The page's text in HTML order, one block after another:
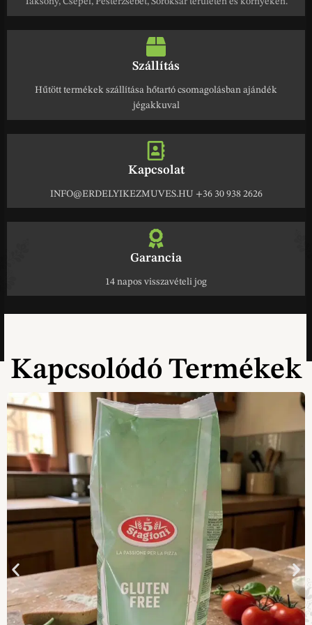
Szállítás
Hűtött termékek szállítása hőtartó csomagolásban ajándék
jégakkuval
Kapcsolat
INFO@ERDELYIKEZMUVES.HU +36 30 938 2626
Garancia
14 napos visszavételi jog
Kapcsolódó Termékek